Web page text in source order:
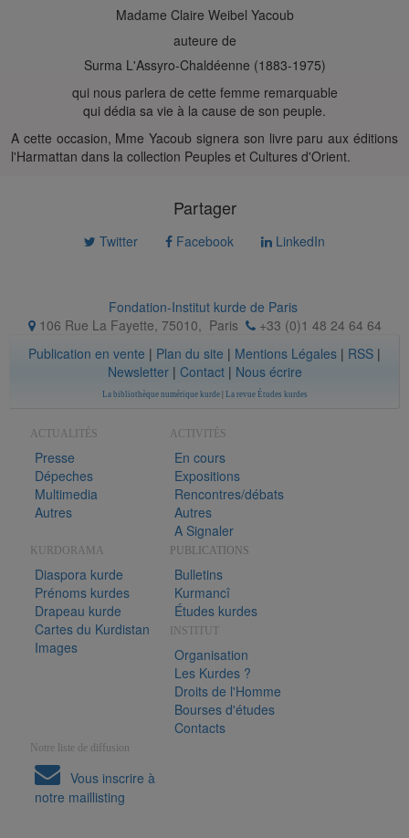
Madame Claire Weibel Yacoub
auteure de
Surma L'Assyro-Chaldéenne (1883-1975)
qui nous parlera de cette femme remarquable
qui dédia sa vie à la cause de son peuple.
A cette occasion, Mme Yacoub signera son livre paru aux éditions
l'Harmattan dans la collection Peuples et Cultures d'Orient.
Partager
Twitter Facebook LinkedIn
Fondation-Institut kurde de Paris
106 Rue La Fayette, 75010
Paris
+33 (0)1 48 24 64 64
Publication en vente | Plan du site | Mentions Légales | RSS |
Newsletter| Contact| Nous écrire
La bibliothèque numérique kurde| La revue Études kurdes
ACTUALITÉS
Presse
Dépeches
Multimedia
Autres
ACTIVITÉS
En cours
Expositions
Rencontres/débats
Autres
A Signaler
KURDORAMA
Diaspora kurde
Prénoms kurdes
Drapeau kurde
Cartes du Kurdistan
Images
PUBLICATIONS
Bulletins
Kurmancî
Études kurdes
INSTITUT
Organisation
Les Kurdes ?
Droits de l'Homme
Bourses d'études
Contacts
Notre liste de diffusion
Vous inscrire à
notre maillisting